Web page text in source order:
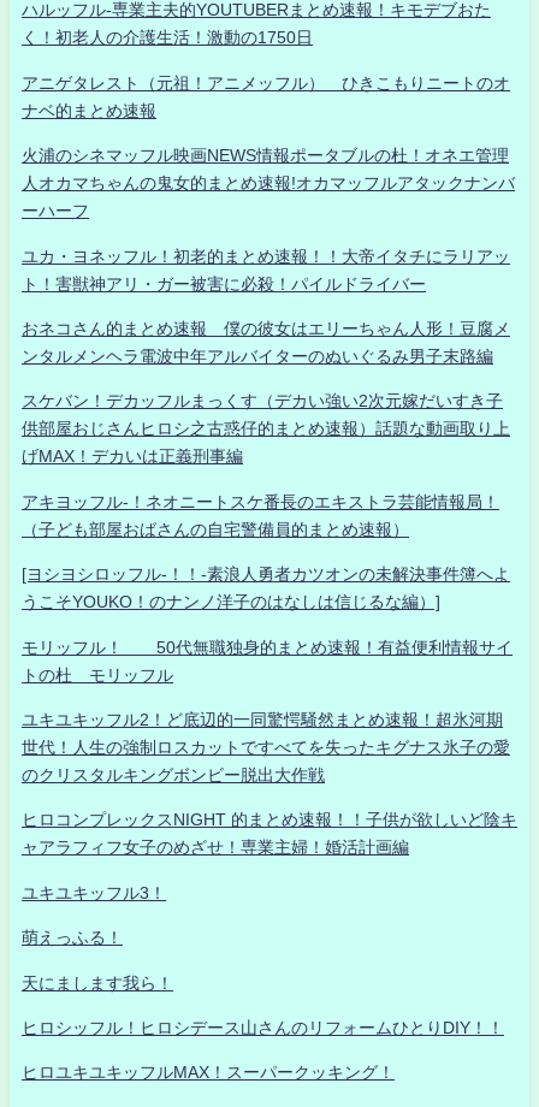
ハルッフル-専業主夫的YOUTUBERまとめ速報！キモデブおた
く！初老人の介護生活！激動の1750日
アニゲタレスト（元祖！アニメッフル） ひきこもりニートのオ
ナベ的まとめ速報
火浦のシネマッフル映画NEWS情報ポータブルの杜！オネエ管理
人オカマちゃんの鬼女的まとめ速報!オカマッフルアタックナンバ
ーハーフ
ユカ・ヨネッフル！初老的まとめ速報！！大帝イタチにラリアッ
ト！害獣神アリ・ガー被害に必殺！パイルドライバー
おネコさん的まとめ速報 僕の彼女はエリーちゃん人形！豆腐メ
ンタルメンヘラ電波中年アルバイターのぬいぐるみ男子末路編
スケバン！デカッフルまっくす（デカい強い2次元嫁だいすき子
供部屋おじさんヒロシ之古惑仔的まとめ速報）話題な動画取り上
げMAX！デカいは正義刑事編
アキヨッフル-！ネオニートスケ番長のエキストラ芸能情報局！
（子ども部屋おばさんの自宅警備員的まとめ速報）
[ヨシヨシロッフル-！！-素浪人勇者カツオンの未解決事件簿へよ
うこそYOUKO！のナンノ洋子のはなしは信じるな編）]
モリッフル！ 50代無職独身的まとめ速報！有益便利情報サイ
トの杜 モリッフル
ユキユキッフル2！ど底辺的一同驚愕騒然まとめ速報！超氷河期
世代！人生の強制ロスカットですべてを失ったキグナス氷子の愛
のクリスタルキングボンビー脱出大作戦
ヒロコンプレックスNIGHT 的まとめ速報！！子供が欲しいど陰キ
ャアラフィフ女子のめざせ！専業主婦！婚活計画編
ユキユキッフル3！
萌えっふる！
天にまします我ら！
ヒロシッフル！ヒロシデース山さんのリフォームひとりDIY！！
ヒロユキユキッフルMAX！スーパークッキング！